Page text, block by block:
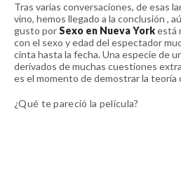
Tras varias conversaciones, de esas
vino, hemos llegado a la conclusión ,
gusto porSexo en Nueva Yorkestá
con el sexo y edad del espectador
cinta hasta la fecha. Una especie de
derivados de muchas cuestiones
es el momento de demostrar la teoría
¿Qué te pareció la película?